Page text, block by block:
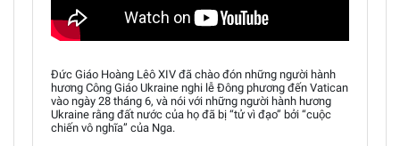
Đức Giáo Hoàng Lêô XIV đã chào đón những người hành
hương Công Giáo Ukraine nghi lễ Đông phương đến Vatican
vào ngày 28 tháng 6, và nói với những người hành hương
Ukraine rằng đất nước của họ đã bị “tử vì đạo” bởi “cuộc
chiến vô nghĩa” của Nga.